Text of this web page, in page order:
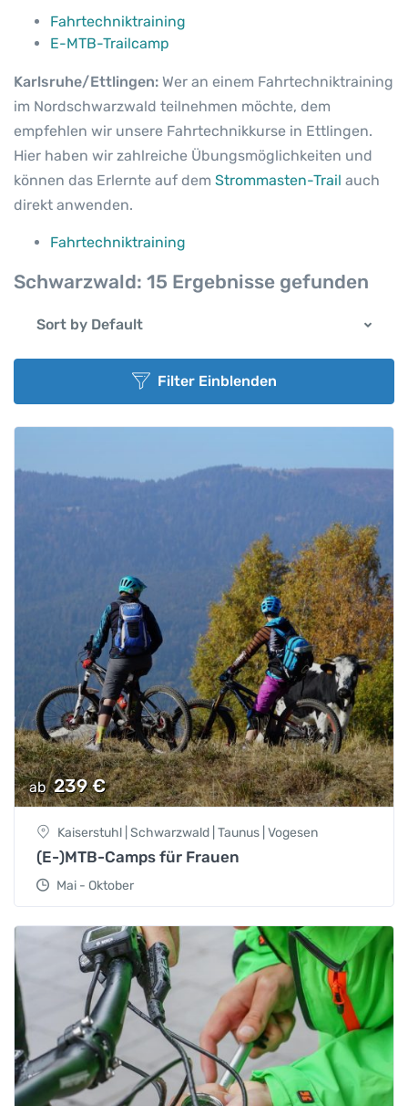
Fahrtechniktraining
E-MTB-Trailcamp
Karlsruhe/Ettlingen: Wer an einem Fahrtechniktraining
im Nordschwarzwald teilnehmen möchte, dem
empfehlen wir unsere Fahrtechnikkurse in Ettlingen.
Hier haben wir zahlreiche Übungsmöglichkeiten und
können das Erlernte auf dem Strommasten-Trail auch
direkt anwenden.
Fahrtechniktraining
Schwarzwald: 15 Ergebnisse gefunden
Sort by Default
Filter Einblenden
ab 239€
Kaiserstuhl | Schwarzwald | Taunus | Vogesen
(E-)MTB-Camps für Frauen
Mai - Oktober